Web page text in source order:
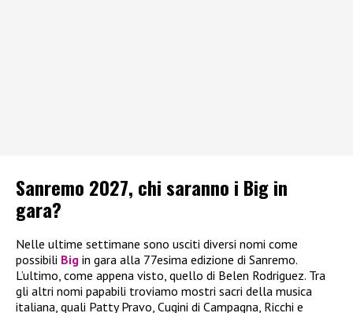
Sanremo 2027, chi saranno i Big in
gara?
Nelle ultime settimane sono usciti diversi nomi come
possibili Big in gara alla 77esima edizione di Sanremo.
L’ultimo, come appena visto, quello di Belen Rodriguez. Tra
gli altri nomi papabili troviamo mostri sacri della musica
italiana, quali Patty Pravo, Cugini di Campagna, Ricchi e